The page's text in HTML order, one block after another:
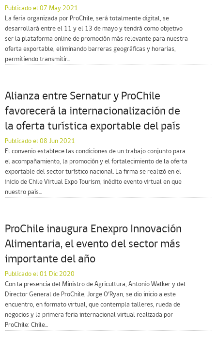
Publicado el 07 May 2021
La feria organizada por ProChile, será totalmente digital, se
desarrollará entre el 11 y el 13 de mayo y tendrá como objetivo
ser la plataforma online de promoción más relevante para nuestra
oferta exportable, eliminando barreras geográficas y horarias,
permitiendo transmitir...
Alianza entre Sernatur y ProChile
favorecerá la internacionalización de
la oferta turística exportable del país
Publicado el 08 Jun 2021
El convenio establece las condiciones de un trabajo conjunto para
el acompañamiento, la promoción y el fortalecimiento de la oferta
exportable del sector turístico nacional. La firma se realizó en el
inicio de Chile Virtual Expo Tourism, inédito evento virtual en que
nuestro país...
ProChile inaugura Enexpro Innovación
Alimentaria, el evento del sector más
importante del año
Publicado el 01 Dic 2020
Con la presencia del Ministro de Agricultura, Antonio Walker y del
Director General de ProChile, Jorge O’Ryan, se dio inicio a este
encuentro, en formato virtual, que contempla talleres, rueda de
negocios y la primera feria internacional virtual realizada por
ProChile: Chile...